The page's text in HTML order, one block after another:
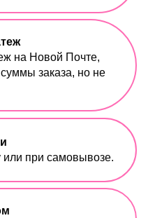
на Новой Почте,
заказа, но не
или при самовывозе.